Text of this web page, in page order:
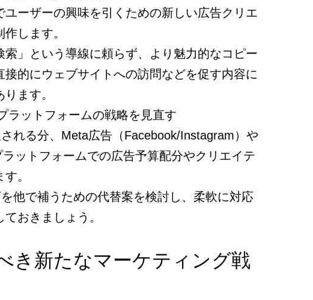
ユーザーの興味を引くための新しい広告クリエ
します。
索」という導線に頼らず、より魅力的なコピー
接的にウェブサイトへの訪問などを促す内容に
ます。
ラットフォームの戦略を見直す
れる分、Meta広告（Facebook/Instagram）や
ットフォームでの広告予算配分やクリエイテ
。
他で補うための代替案を検討し、柔軟に対応
おきましょう。
き新たなマーケティング戦